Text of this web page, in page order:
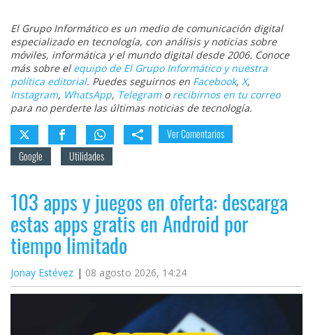
El Grupo Informático es un medio de comunicación digital
especializado en tecnología, con análisis y noticias sobre
móviles, informática y el mundo digital desde 2006. Conoce
más sobre el equipo de El Grupo Informático y nuestra
política editorial. Puedes seguirnos en Facebook, X,
Instagram, WhatsApp, Telegramo recibirnos en tu correo
para no perderte las últimas noticias de tecnología.
Ver Comentarios
Google
Utilidades
103 apps y juegos en oferta: descarga
estas apps gratis en Android por
tiempo limitado
Jonay Estévez 08 agosto 2026, 14:24